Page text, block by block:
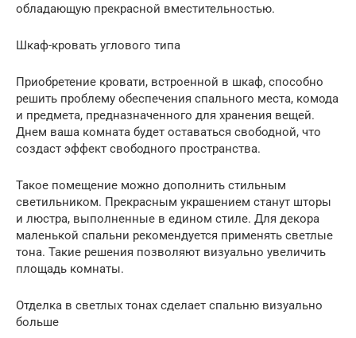
обладающую прекрасной вместительностью.
Шкаф-кровать углового типа
Приобретение кровати, встроенной в шкаф, способно
решить проблему обеспечения спального места, комода
и предмета, предназначенного для хранения вещей.
Днем ваша комната будет оставаться свободной, что
создаст эффект свободного пространства.
Такое помещение можно дополнить стильным
светильником. Прекрасным украшением станут шторы
и люстра, выполненные в едином стиле. Для декора
маленькой спальни рекомендуется применять светлые
тона. Такие решения позволяют визуально увеличить
площадь комнаты.
Отделка в светлых тонах сделает спальню визуально
больше